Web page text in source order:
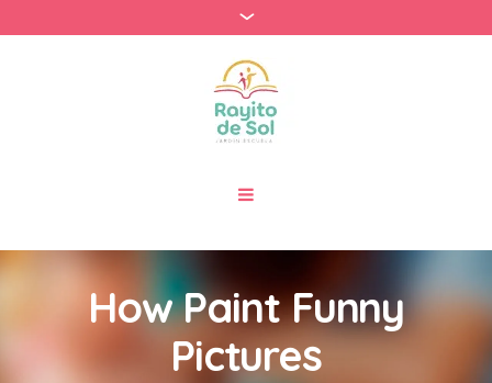
How Paint Funny
Pictures